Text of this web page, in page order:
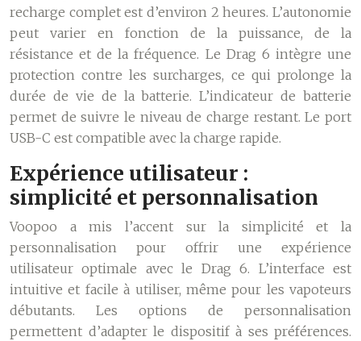
recharge complet est d’environ 2 heures. L’autonomie
peut varier en fonction de la puissance, de la
résistance et de la fréquence. Le Drag 6 intègre une
protection contre les surcharges, ce qui prolonge la
durée de vie de la batterie. L’indicateur de batterie
permet de suivre le niveau de charge restant. Le port
USB-C est compatible avec la charge rapide.
Expérience utilisateur :
simplicité et personnalisation
Voopoo a mis l’accent sur la simplicité et la
personnalisation pour offrir une expérience
utilisateur optimale avec le Drag 6. L’interface est
intuitive et facile à utiliser, même pour les vapoteurs
débutants. Les options de personnalisation
permettent d’adapter le dispositif à ses préférences.